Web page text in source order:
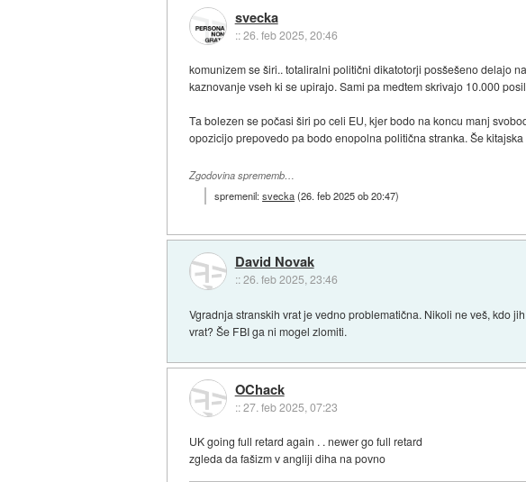
svecka
::26. feb 2025, 20:46
komunizem se širi.. totaliralni politični dikatotorji posšešeno delajo
kaznovanje vseh ki se upirajo. Sami pa medtem skrivajo 10.000
Ta bolezen se počasi širi po celi EU, kjer bodo na koncu manj
opozicijo prepovedo pa bodo enopolna politična stranka. Še
Zgodovina sprememb…
spremenil:svecka(26. feb 2025 ob 20:47)
David Novak
::26. feb 2025, 23:46
Vgradnja stranskih vrat je vedno problematična. Nikoli ne veš, kdo
vrat? Še FBI ga ni mogel zlomiti.
OChack
::27. feb 2025, 07:23
UK going full retard again . . newer go full retard
zgleda da fašizm v angliji diha na povno